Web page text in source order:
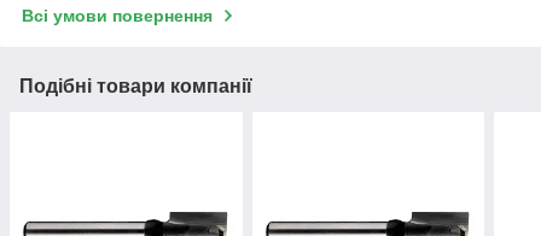
Всі умови повернення
Подібні товари компанії